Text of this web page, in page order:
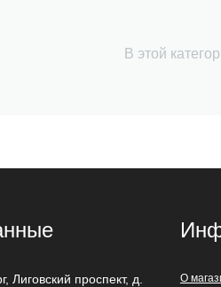
В этой
,Лиговский проспект, д.
О